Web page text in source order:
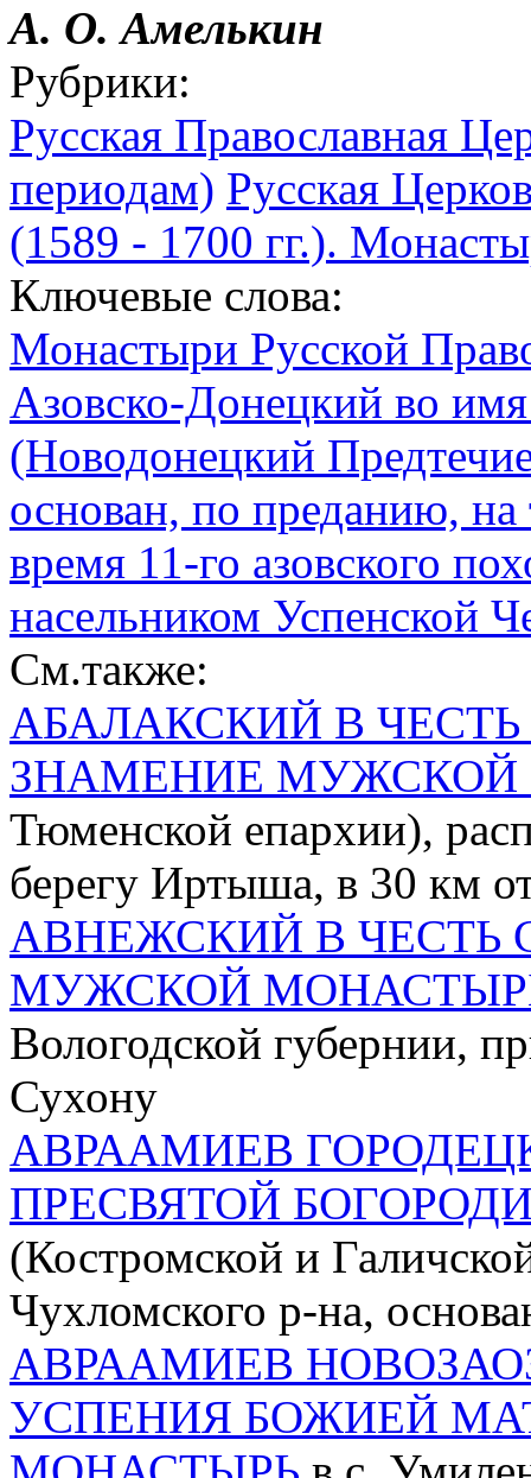
А. О. Амелькин
Рубрики:
Русская Православная
периодам) Русская
(1589 - 1700 гг.).
Ключевые слова:
Монастыри Русской
Азовско-Донецкий во
(Новодонецкий
основан, по преданию, на
время 11-го азовского
насельником Успенской
См.также:
АБАЛАКСКИЙ В
ЗНАМЕНИЕ МУЖСКОЙ
Тюменской епархии),
берегу Иртыша, в 30 км
АВНЕЖСКИЙ В ЧЕСТЬ
МУЖСКОЙ
Вологодской губернии,
Сухону
АВРААМИЕВ
ПРЕСВЯТОЙ
(Костромской и
Чухломского р-на,
АВРААМИЕВ
УСПЕНИЯ БОЖИЕЙ